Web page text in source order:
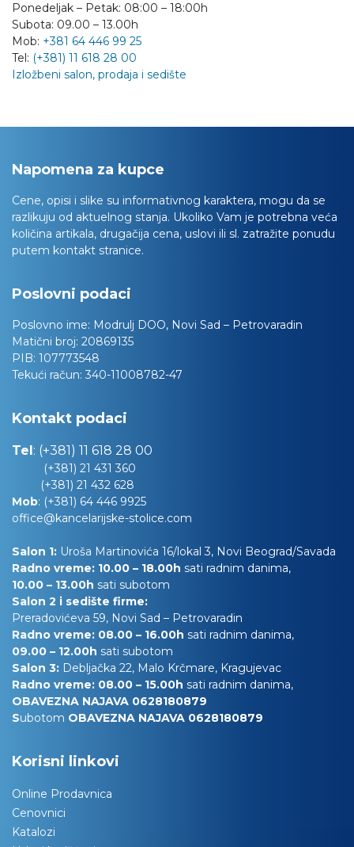
Ponedeljak – Petak: 08:00 – 18:00h
Subota: 09.00 – 13.00h
Mob: +381 64 446 99 25
Tel: (+381) 11 618 28 00
Izložbeni salon, prodaja i sedište
Napomena za kupce
Cene, opisi i slike su informativnog karaktera, mogu da se
razlikuju od aktuelnog stanja. Ukoliko Vam je potrebna veća
količina artikala, drugačija cena, uslovi ili sl. zatražite ponudu
putem kontakt stranice.
Poslovni podaci
Poslovno ime: Modrulj DOO, Novi Sad – Petrovaradin
Matični broj: 20869135
PIB: 107773548
Tekući račun: 340-11008782-47
Kontakt podaci
Tel: (+381) 11 618 28 00
(+381) 21 431 360
(+381) 21 432 628
Mob: (+381) 64 446 9925
office@kancelarijske-stolice.com
Salon 1: Uroša Martinovića 16/lokal 3, Novi Beograd/Savada
Radno vreme: 10.00 – 18.00h sati radnim danima,
10.00 – 13.00h sati subotom
Salon 2 i sedište firme:
Preradovićeva 59, Novi Sad – Petrovaradin
Radno vreme: 08.00 – 16.00h sati radnim danima,
09.00 – 12.00h sati subotom
Salon 3: Debljačka 22, Malo Krčmare, Kragujevac
Radno vreme: 08.00 – 15.00h sati radnim danima,
OBAVEZNA NAJAVA 0628180879
Subotom OBAVEZNA NAJAVA 0628180879
Korisni linkovi
Online Prodavnica
Cenovnici
Katalozi